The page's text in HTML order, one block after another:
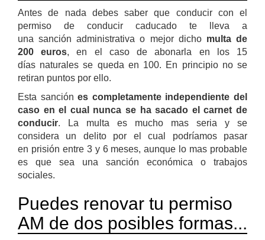
Antes de nada debes saber que conducir con el
permiso de conducir caducado te lleva a
una sanción administrativa o mejor dicho multa de
200 euros, en el caso de abonarla en los 15
días naturales se queda en 100. En principio no se
retiran puntos por ello.
Esta sanciónes completamente independiente del
caso en el cual nunca se ha sacado el carnet de
conducir. La multa es mucho mas seria y se
considera un delito por el cual podríamos pasar
en prisión entre 3 y 6 meses, aunque lo mas probable
es que sea una sanción económica o trabajos
sociales.
Puedes renovar tu permiso
AM de dos posibles formas...